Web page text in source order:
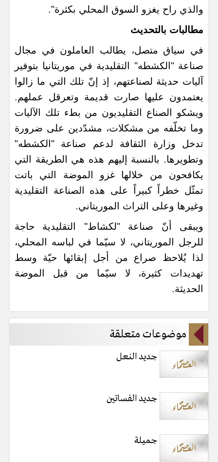
والذي راح يغزو السوق المحلي بكثرة".
مطالبات بالتحديث
في سياق متصل، يطالب العاملون في مجال
صناعة "الكشطه" التقليدية في موريتانيا بتوفير
آليات حديثة لصناعتهم، إذ إنّ تلك التي ما زالوا
يعتمدون عليها صارت قديمة وتعرقل عملهم.
ويشكو الصناع التقليديون من بطء تلك الآليات
وما تخلّفه من مشكلات، مشدّدين على ضرورة
تدخل وزارة الثقافة لدعم صناعة "الكشطه"
وتطويرها. بالنسبة إليهم هذه هي الطريقة التي
يكافحون من خلالها غزو الموضة التي باتت
تمثّل خطراً كبيراً على هذه الصناعة التقليدية
وغيرها وعلى التراث الموريتاني.
ويبقى أنّ صناعة "لكشاط" التقليدية حاجة
للرجل الموريتاني، لا سيّما في لباسه المحلي،
لذا يُلاحظ صراع من أجل إبقائها حيّة وسط
تهديدات كثيرة، لا سيّما من قبل الموضة
الحديثة.
موضوعات متعلقة
جديد النعل
جديد الفساتين
جميلة